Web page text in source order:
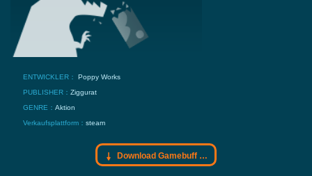
ENTWICKLER： Poppy Works
PUBLISHER： Ziggurat
GENRE： Aktion
Verkaufsplattform： steam
Download Gamebuff Trainer